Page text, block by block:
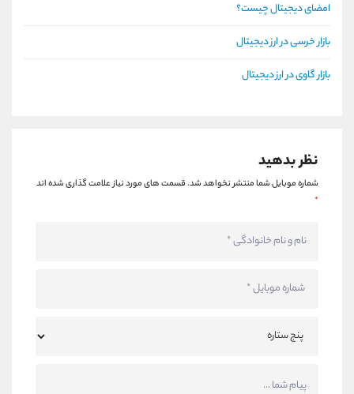
امضای دیجیتال چیست؟
بازار خرسی در ارز دیجیتال
بازار گاوی در ارز دیجیتال
نظر بدهید
شماره موبایل شما منتشر نخواهد شد.قسمت های مورد نیاز علامت گذاری شده اند
*